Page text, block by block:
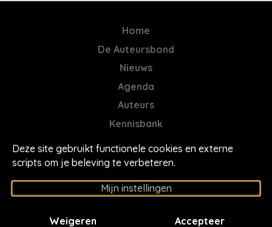
Deze site gebruikt functionele cookies en externe
scripts om je beleving te verbeteren.
Mijn instellingen
Weigeren Accepteer
Home
De Auteursbond
Nieuws
Agenda
Auteurs
Kennisbank
AI = Jatwerk
Contact
Mores
Privacyverklaring
Cookie instellingen